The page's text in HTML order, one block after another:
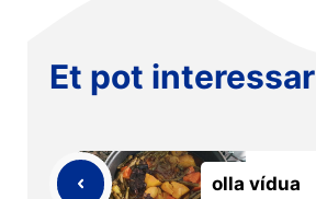
Et pot interessar
olla vídua